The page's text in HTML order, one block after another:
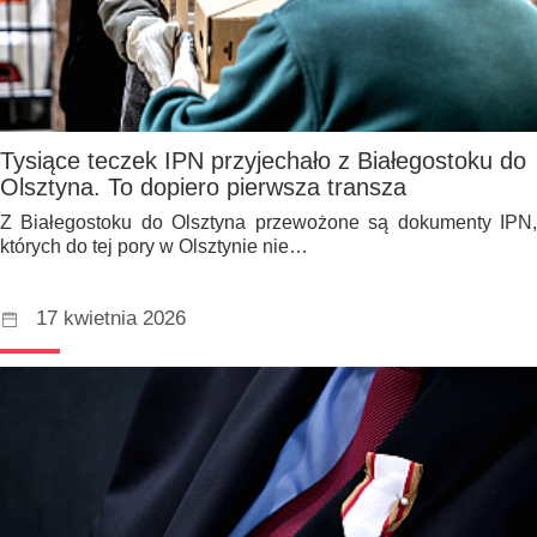
Tysiące teczek IPN przyjechało z Białegostoku do
Olsztyna. To dopiero pierwsza transza
Z Białegostoku do Olsztyna przewożone są dokumenty IPN,
których do tej pory w Olsztynie nie…
17 kwietnia 2026